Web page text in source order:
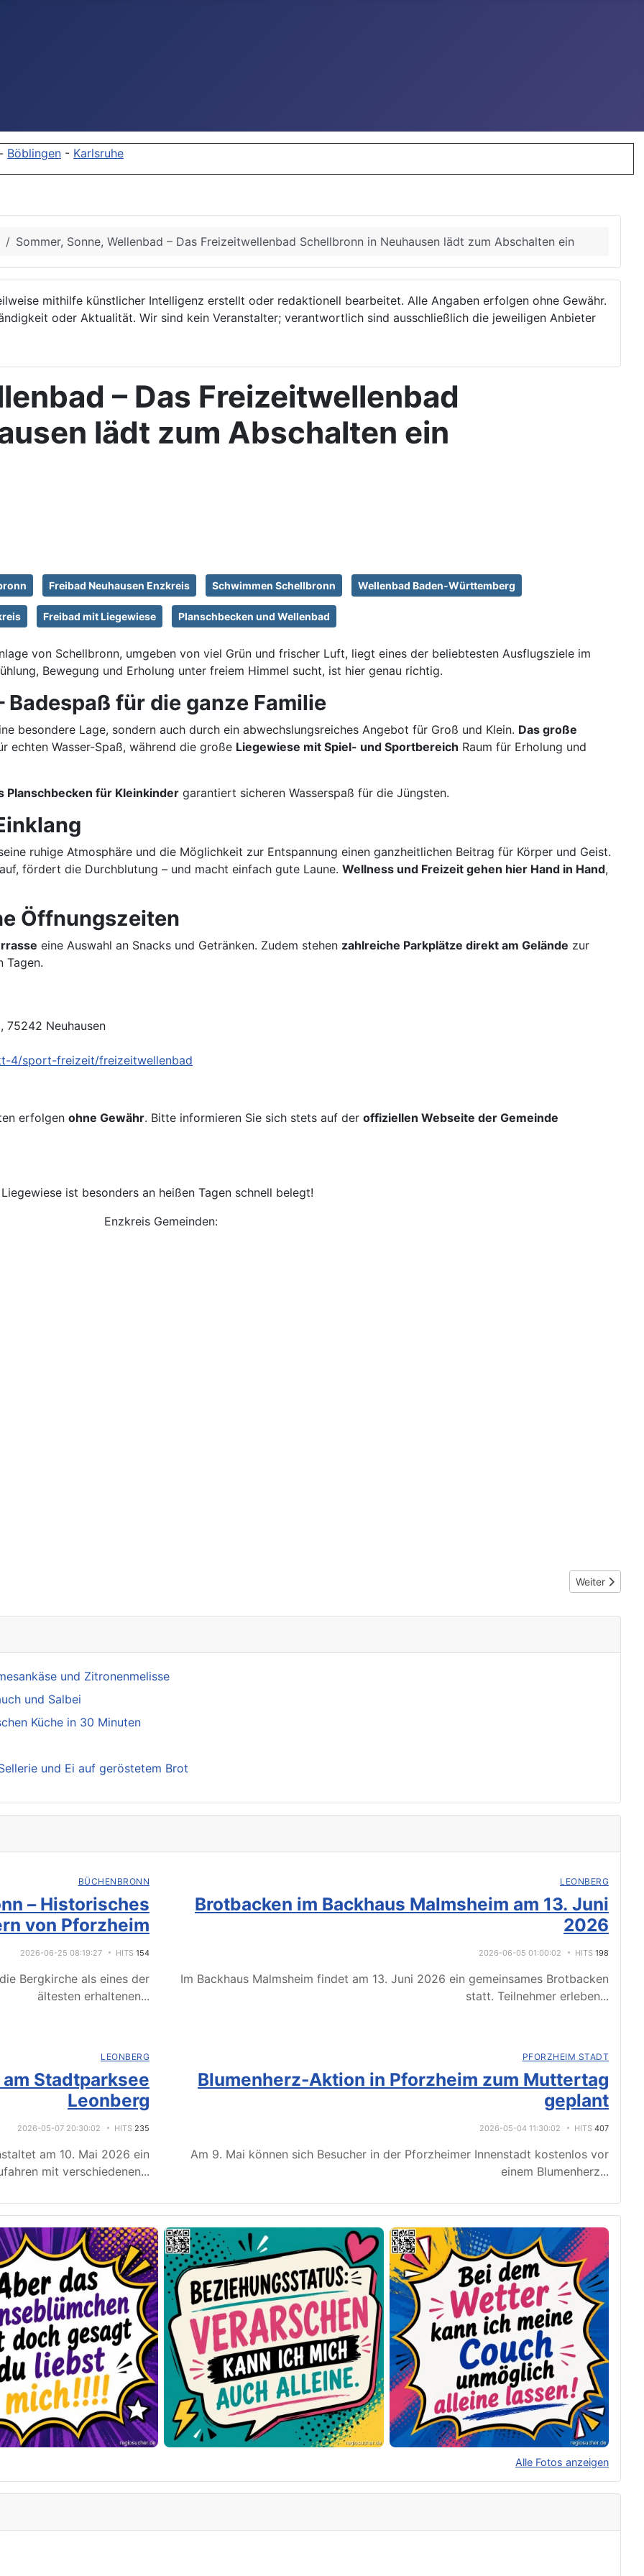
- Böblingen - Karlsruhe
Sommer, Sonne, Wellenbad – Das Freizeitwellenbad Schellbronn in Neuhausen lädt zum Abschalten ein
mithilfe künstlicher Intelligenz erstellt oder redaktionell bearbeitet. Alle Angaben erfolgen ohne Gewähr.
oder Aktualität. Wir sind kein Veranstalter; verantwortlich sind ausschließlich die jeweiligen Anbieter
– Das Freizeitwellenbad
lädt zum Abschalten ein
Freibad Neuhausen Enzkreis Schwimmen Schellbronn Wellenbad Baden-Württemberg
Freibad mit Liegewiese Planschbecken und Wellenbad
von Schellbronn, umgeben von viel Grün und frischer Luft, liegt eines der beliebtesten Ausflugsziele im
Bewegung und Erholung unter freiem Himmel sucht, ist hier genau richtig.
für die ganze Familie
besondere Lage, sondern auch durch ein abwechslungsreiches Angebot für Groß und Klein. Das große
echten Wasser-Spaß, während die große Liegewiese mit Spiel- und Sportbereich Raum für Erholung und
Planschbecken für Kleinkinder garantiert sicheren Wasserspaß für die Jüngsten.
ruhige Atmosphäre und die Möglichkeit zur Entspannung einen ganzheitlichen Beitrag für Körper und Geist.
fördert die Durchblutung – und macht einfach gute Laune. Wellness und Freizeit gehen hier Hand in Hand,
Öffnungszeiten
eine Auswahl an Snacks und Getränken. Zudem stehen zahlreiche Parkplätze direkt am Gelände zur
Tagen.
75242 Neuhausen
4/sport-freizeit/freizeitwellenbad
erfolgen ohne Gewähr. Bitte informieren Sie sich stets auf der offiziellen Webseite der Gemeinde
ist besonders an heißen Tagen schnell belegt!
Enzkreis Gemeinden:
Tradition in Neuhausen (Enzkreis) Nächster
Weiter
und Zitronenmelisse
und Salbei
Küche in 30 Minuten
und Ei auf geröstetem Brot
BÜCHENBRONN
– Historisches
von Pforzheim
2026-06-25 08:19:27 HITS 154
Bergkirche als eines der
ältesten erhaltenen...
LEONBERG
Brotbacken im Backhaus Malmsheim am 13. Juni
2026
2026-06-05 01:00:02 HITS 198
Im Backhaus Malmsheim findet am 13. Juni 2026 ein gemeinsames Brotbacken
statt. Teilnehmer erleben...
LEONBERG
Stadtparksee
Leonberg
2026-05-07 20:30:02 HITS 235
am 10. Mai 2026 ein
mit verschiedenen...
PFORZHEIM STADT
Blumenherz-Aktion in Pforzheim zum Muttertag
geplant
2026-05-04 11:30:02 HITS 407
Am 9. Mai können sich Besucher in der Pforzheimer Innenstadt kostenlos vor
einem Blumenherz...
Alle Fotos anzeigen